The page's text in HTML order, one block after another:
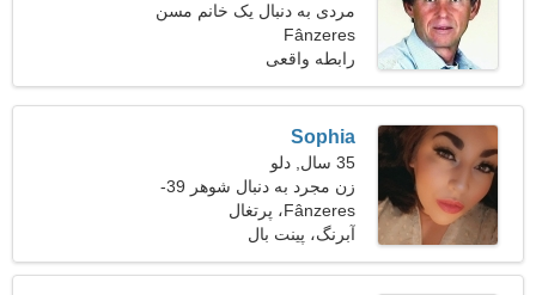
مردی به دنبال یک خانم مسن
Fânzeres
رابطه واقعی
Sophia
35 سال, دلو
زن مجرد به دنبال شوهر 39-
43
Fânzeres، پرتغال
آبرنگ، پینت بال